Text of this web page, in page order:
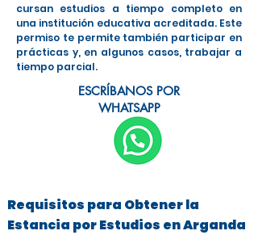
cursan estudios a tiempo completo en
una institución educativa acreditada. Este
permiso te permite también participar en
prácticas y, en algunos casos, trabajar a
tiempo parcial.
ESCRÍBANOS POR
WHATSAPP
Requisitos para Obtener la
Estancia por Estudios en Arganda